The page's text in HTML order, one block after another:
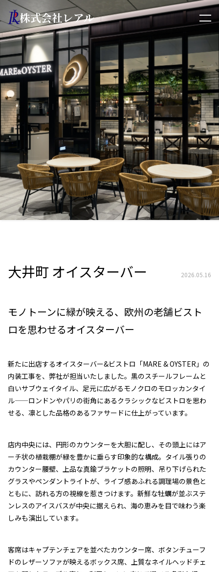
株式会社レアル
大井町 オイスターバー 2026.05.16
モノトーンに緑が映える、欧州の老舗ビスト
ロを思わせるオイスターバー
新たに出店するオイスターバー&ビストロ「MARE & OYSTER」の
内装工事を、弊社が担当いたしました。黒のスチールフレームと
白いサブウェイタイル、足元に広がるモノクロのモロッカンタイ
ル——ロンドンやパリの街角にあるクラシックなビストロを思わ
せる、凛とした品格のあるファサードに仕上がっています。
店内中央には、円形のカウンターを大胆に配し、その頭上にはア
ーチ状の植栽棚が緑を豊かに垂らす印象的な構成。タイル張りの
カウンター腰壁、上品な真鍮ブラケットの照明、吊り下げられた
グラスやペンダントライトが、ライブ感あふれる調理場の景色と
ともに、訪れる方の視線を惹きつけます。新鮮な牡蠣が並ぶステ
ンレスのアイスバスが中央に据えられ、海の恵みを目で味わう楽
しみも演出しています。
客席はキャプテンチェアを並べたカウンター席、ボタンチューフ
ドのレザーソファが映えるボックス席、上質なネイルヘッドチェ